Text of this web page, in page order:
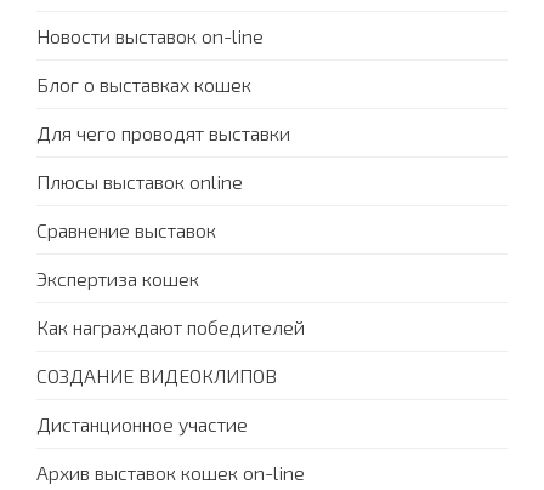
Новости выставок on-line
Блог о выставках кошек
Для чего проводят выставки
Плюсы выставок online
Сравнение выставок
Экспертиза кошек
Как награждают победителей
СОЗДАНИЕ ВИДЕОКЛИПОВ
Дистанционное участие
Архив выставок кошек on-line